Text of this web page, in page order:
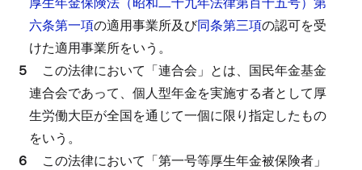
六条第一項の適用事業所及び同条第三項の認可を受
けた適用事業所をいう。
５ この法律において「連合会」とは、国民年金基金
連合会であって、個人型年金を実施する者として厚
生労働大臣が全国を通じて一個に限り指定したもの
をいう。
６ この法律において「第一号等厚生年金被保険者」